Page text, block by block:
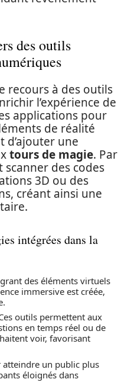
des outils
recours à des outils
l’expérience de
applications pour
de réalité
une
tours de magie. Par
des codes
3D ou des
créant ainsi une
intégrées dans la
des éléments virtuels
immersive est créée,
outils permettent aux
en temps réel ou de
voir, favorisant
atteindre un public plus
éloignés dans